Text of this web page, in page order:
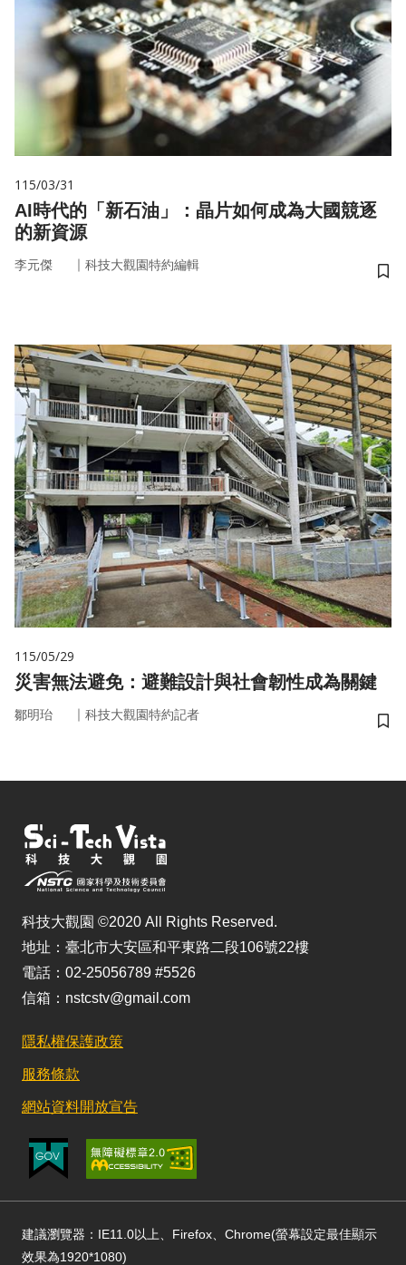
115/03/31
AI時代的「新石油」：晶片如何成為大國競逐
的新資源
李元傑 ｜ 科技大觀園特約編輯
儲
115/05/29
災害無法避免：避難設計與社會韌性成為關鍵
鄒明珆 ｜ 科技大觀園特約記者
儲
科技大觀園 ©2020 All Rights Reserved.
地址：臺北市大安區和平東路二段106號22樓
電話：02-25056789 #5526
信箱：nstcstv@gmail.com
隱私權保護政策
服務條款
網站資料開放宣告
建議瀏覽器：IE11.0以上、Firefox、Chrome(螢幕設定最佳顯示
效果為1920*1080)